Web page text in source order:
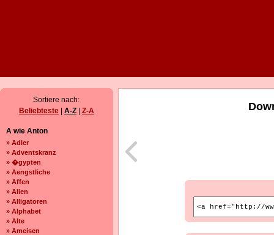
Sortiere nach:
Beliebteste
A-Z Z-A
A wie Anton
» Adler
» Adventskranz
» �gypten
» Aengstliche
» Affen
» Alien
» Alligatoren
» Alphabet
» Alte
» Ameisen